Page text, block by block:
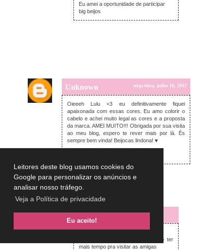
Leitores deste blog usamos cookies do
Google para personalizar os anúncios e
analisar nosso tráfego.
Veja a Política de privacidade
Eu aceito!
Eu amei a oportunidade de participar
big beijos
Unknown terça-feira, julho 18, 2017
Oieeeh Lulu <3 eu definitivamente fiquei
apaixonada com essas cores. Eu amo colorir o
cabelo e achei muito legal as cores e a proposta
da marca. AMEI MUITO!!! Obrigada por sua visita
ao meu blog, espero te rever mais por lá. És
sempre bem vinda! Beijocas lindona! ♥
Responder
Respostas
Lulu on the sky
quarta-feira, julho 19, 2017
Que bom que gostou. Eu preciso ter
mais tempo pra visitar as amigas